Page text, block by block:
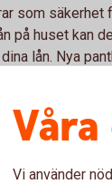
som säkerhet
på huset kan
lån. Nya
på 375
finns
Vi använder